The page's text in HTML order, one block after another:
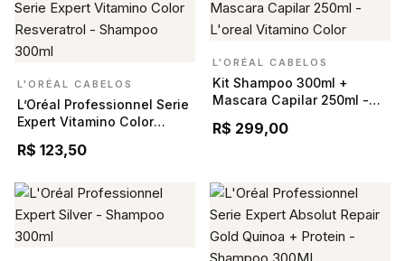
L'ORÉAL CABELOS
L’Oréal Professionnel Serie
Expert Vitamino Color
300ml
R$ 123,50
L'ORÉAL CABELOS
Kit Shampoo 300ml +
Mascara Capilar 250ml -
R$ 299,00